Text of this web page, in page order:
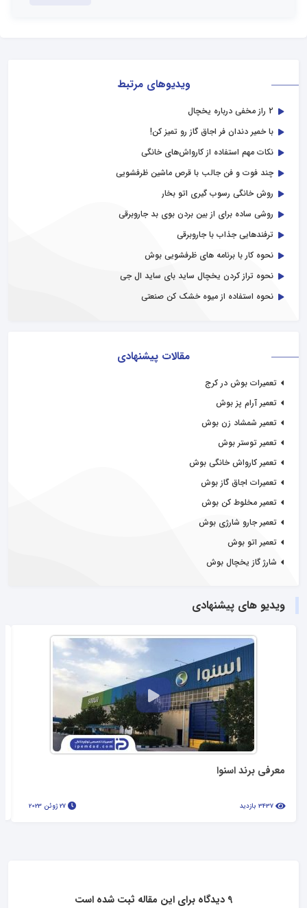
ویدیوهای مرتبط
2 راز مخفی درباره یخچال
با خمیر دندان فر اجاق گاز رو تمیز کن!
نکات مهم استفاده از کارواش‌های خانگی
چند فوت و فن جالب با قرص ماشین ظرفشویی
روش خانگی رسوب گیری اتو بخار
روشی ساده برای از بین بردن بوی بد جاروبرقی
ترفندهایی جذاب با جاروبرقی
نحوه کار با برنامه های ظرفشویی بوش
نحوه تراز کردن یخچال ساید بای ساید ال جی
نحوه استفاده از میوه خشک کن صنعتی
مقالات پیشنهادی
تعمیرات بوش در کرج
تعمیر آرام پز بوش
تعمیر شمشاد زن بوش
تعمیر توستر بوش
تعمیر کارواش خانگی بوش
تعمیرات اجاق گاز بوش
تعمیر مخلوط کن بوش
تعمیر جارو شارژی بوش
تعمیر اتو بوش
شارژ گاز یخچال بوش
ویدیو های پیشنهادی
معرفی برند اسنوا
9 دیدگاه برای این مقاله ثبت شده است